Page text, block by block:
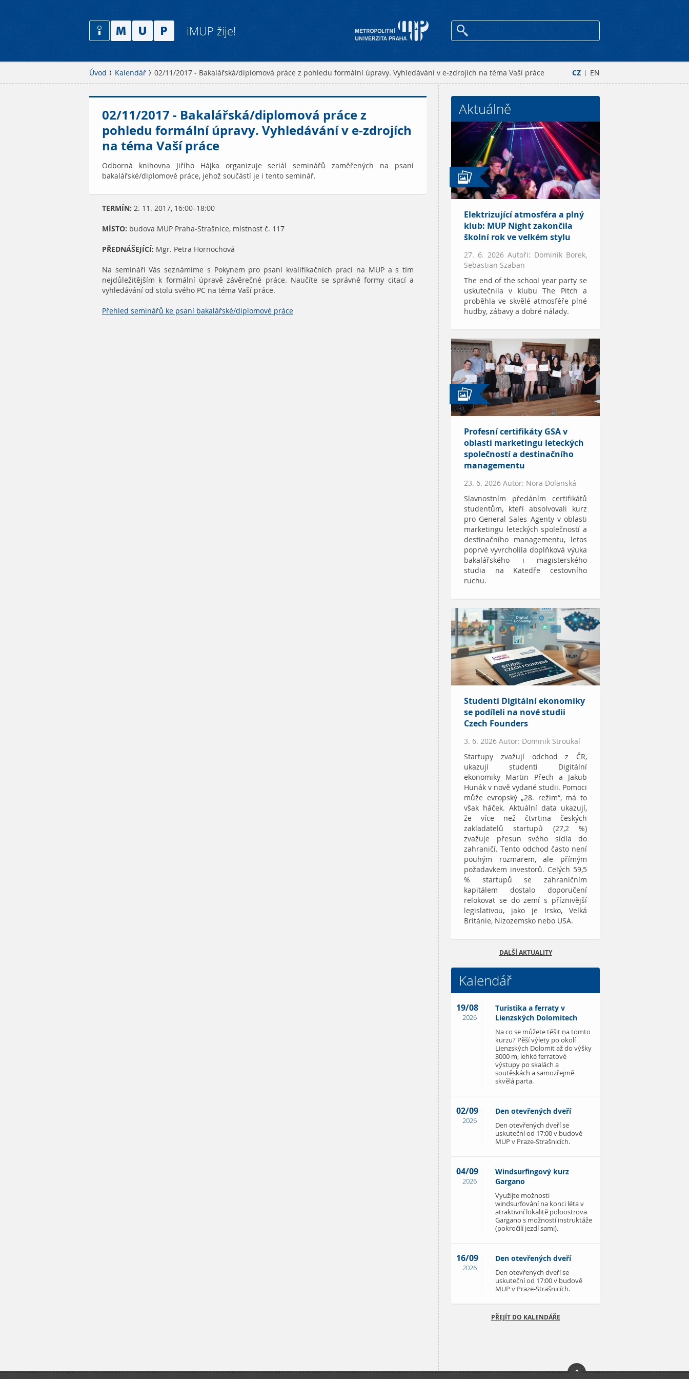
iMUP žije!
CZ | EN
Úvod Kalendář 02/11/2017 - Bakalářská/diplomová práce z pohledu formální úpravy. Vyhledávání v e-zdrojích na téma Vaší práce
02/11/2017 - Bakalářská/diplomová práce z
pohledu formální úpravy. Vyhledávání v e-zdrojích
na téma Vaší práce
Odborná knihovna Jiřího Hájka organizuje seriál seminářů zaměřených na psaní
bakalářské/diplomové práce, jehož součástí je i tento seminář.
TERMÍN: 2. 11. 2017, 16:00–18:00
MÍSTO: budova MUP Praha-Strašnice, místnost č. 117
PŘEDNÁŠEJÍCÍ: Mgr. Petra Hornochová
Na semináři Vás seznámíme s Pokynem pro psaní kvalifikačních prací na MUP a s tím
nejdůležitějším k formální úpravě závěrečné práce. Naučíte se správné formy citací a
vyhledávání od stolu svého PC na téma Vaší práce.
Přehled seminářů ke psaní bakalářské/diplomové práce
Aktuálně
Elektrizující atmosféra a plný
klub: MUP Night zakončila
školní rok ve velkém stylu
27. 6. 2026 Autoři: Dominik Borek,
Sebastian Szaban
The end of the school year party se
uskutečnila v klubu The Pitch a
proběhla ve skvělé atmosféře plné
hudby, zábavy a dobré nálady.
Profesní certifikáty GSA v
oblasti marketingu leteckých
společností a destinačního
managementu
23. 6. 2026 Autor: Nora Dolanská
Slavnostním předáním certifikátů
studentům, kteří absolvovali kurz
pro General Sales Agenty v oblasti
marketingu leteckých společností a
destinačního managementu, letos
poprvé vyvrcholila doplňková výuka
bakalářského i magisterského
studia na Katedře cestovního
ruchu.
Studenti Digitální ekonomiky
se podíleli na nové studii
Czech Founders
3. 6. 2026 Autor: Dominik Stroukal
Startupy zvažují odchod z ČR,
ukazují studenti Digitální
ekonomiky Martin Přech a Jakub
Hunák v nově vydané studii. Pomoci
může evropský „28. režim“, má to
však háček. Aktuální data ukazují,
že více než čtvrtina českých
zakladatelů startupů (27,2 %)
zvažuje přesun svého sídla do
zahraničí. Tento odchod často není
pouhým rozmarem, ale přímým
požadavkem investorů. Celých 59,5
% startupů se zahraničním
kapitálem dostalo doporučení
relokovat se do zemí s příznivější
legislativou, jako je Irsko, Velká
Británie, Nizozemsko nebo USA.
DALŠÍ AKTUALITY
Kalendář
19/08
2026
Turistika a ferraty v
Lienzských Dolomitech
Na co se můžete těšit na tomto
kurzu? Pěší výlety po okolí
Lienzských Dolomit až do výšky
3000 m, lehké ferratové
výstupy po skalách a
soutěskách a samozřejmě
skvělá parta.
02/09
2026
Den otevřených dveří
Den otevřených dveří se
uskuteční od 17:00 v budově
MUP v Praze-Strašnicích.
04/09
2026
Windsurfingový kurz
Gargano
Využijte možnosti
windsurfování na konci léta v
atraktivní lokalitě poloostrova
Gargano s možností instruktáže
(pokročilí jezdí sami).
16/09
2026
Den otevřených dveří
Den otevřených dveří se
uskuteční od 17:00 v budově
MUP v Praze-Strašnicích.
PŘEJÍT DO KALENDÁŘE